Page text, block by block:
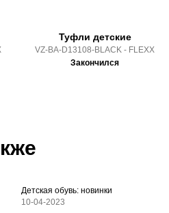
Туфли детские
VZ-BA-D13108-BLACK - FLEXX
Закончился
Детская обувь: новинки
10-04-2023